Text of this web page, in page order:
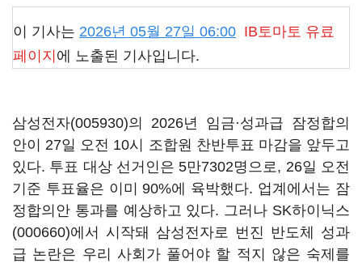
이 기사는 2026년 05월 27일 06:00 IB토마토 유료
페이지 에 노출된 기사입니다.
삼성전자(005930)의 2026년 임금·성과급 잠정합의
안이 27일 오전 10시 조합원 찬반투표 마감을 앞두고
있다. 투표 대상 선거인은 5만7302명으로, 26일 오전
기준 투표율은 이미 90%에 육박했다. 업계에서는 잠
정합의안 통과를 예상하고 있다. 그러나 SK하이닉스
(000660)에서 시작돼 삼성전자로 번진 반도체 성과
급 논란은 우리 사회가 풀어야 할 적지 않은 숙제를